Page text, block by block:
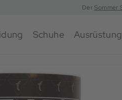
DerSommer
Schuhe Ausrüstung